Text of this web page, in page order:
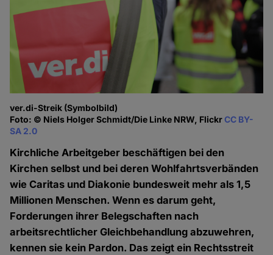
ver.di-Streik (Symbolbild)
Foto: © Niels Holger Schmidt/Die Linke NRW, FlickrCC BY-
SA 2.0
Kirchliche Arbeitgeber beschäftigen bei den
Kirchen selbst und bei deren Wohlfahrtsverbänden
wie Caritas und Diakonie bundesweit mehr als 1,5
Millionen Menschen. Wenn es darum geht,
Forderungen ihrer Belegschaften nach
arbeitsrechtlicher Gleichbehandlung abzuwehren,
kennen sie kein Pardon. Das zeigt ein Rechtsstreit